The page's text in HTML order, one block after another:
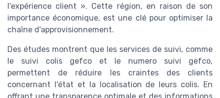
l'expérience client ». Cette région, en raison de son
importance économique, est une clé pour optimiser la
chaîne d'approvisionnement.
Des études montrent que les services de suivi, comme
le suivi colis gefco et le numero suivi gefco,
permettent de réduire les craintes des clients
concernant l'état et la localisation de leurs colis. En